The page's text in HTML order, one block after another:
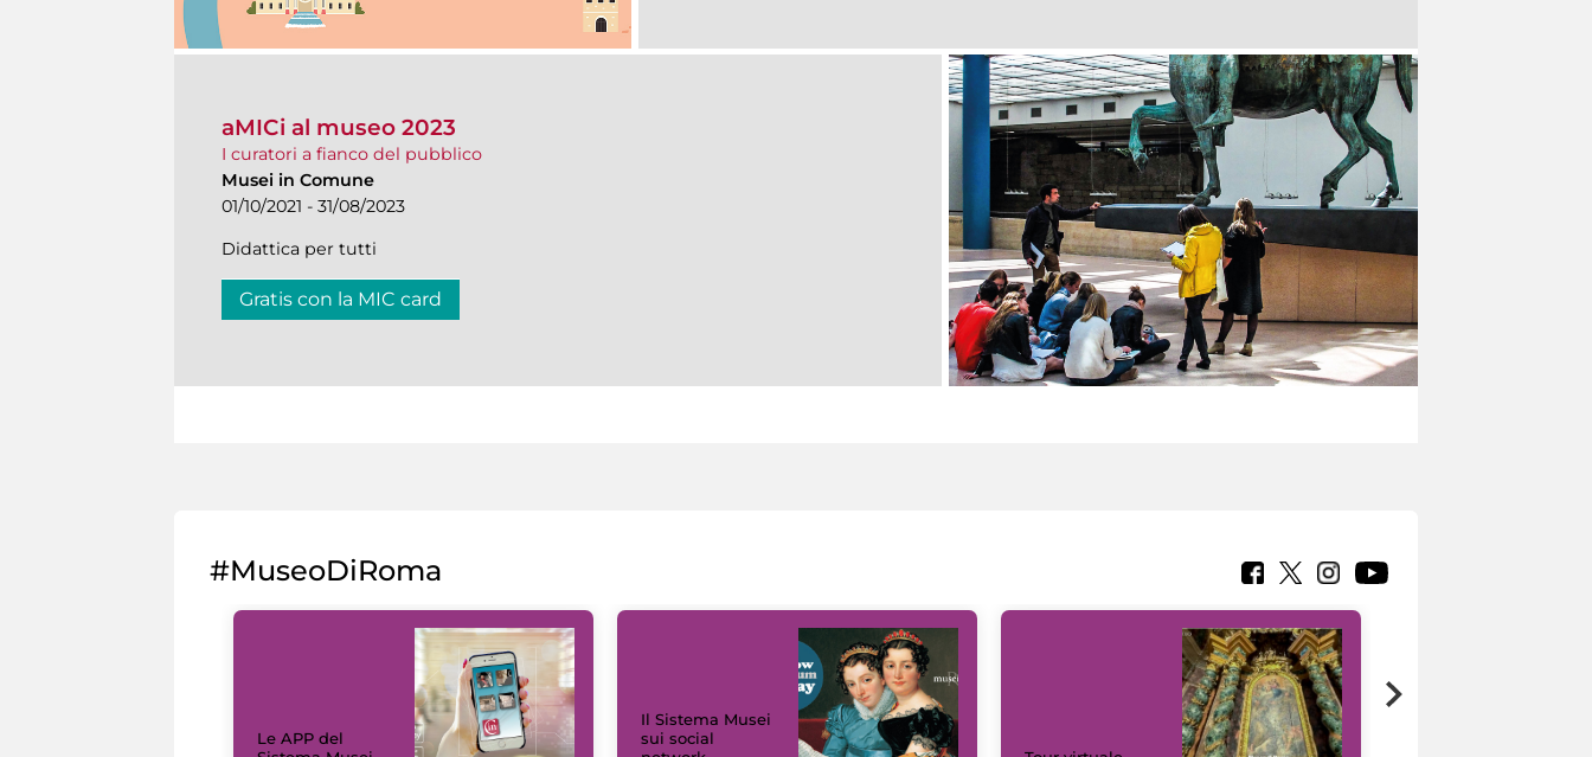
aMICi al museo 2023
I curatori a fianco del pubblico
Musei in Comune
01/10/2021 - 31/08/2023
Didattica per tutti
Gratis con la MIC card
#MuseoDiRoma
Le APP del
Il Sistema Musei
sui social